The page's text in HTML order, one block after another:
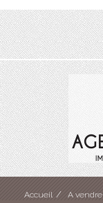
Accueil A vendre